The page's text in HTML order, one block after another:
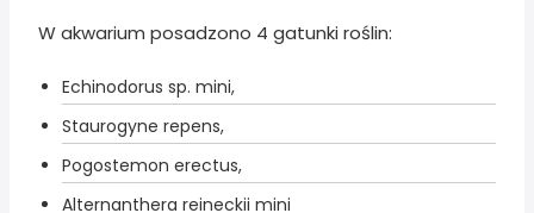
W akwarium posadzono 4 gatunki roślin:
Echinodorus sp. mini,
Staurogyne repens,
Pogostemon erectus,
Alternanthera reineckii mini